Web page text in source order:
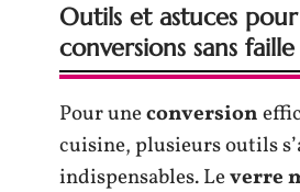
Outils et astuces
conversions sans
Pour uneconversion
cuisine, plusieurs outils
indispensables. Leverre